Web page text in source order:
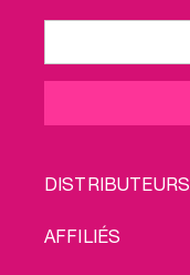
FOOTER
DISTRIBUTEURS
AFFILIÉS